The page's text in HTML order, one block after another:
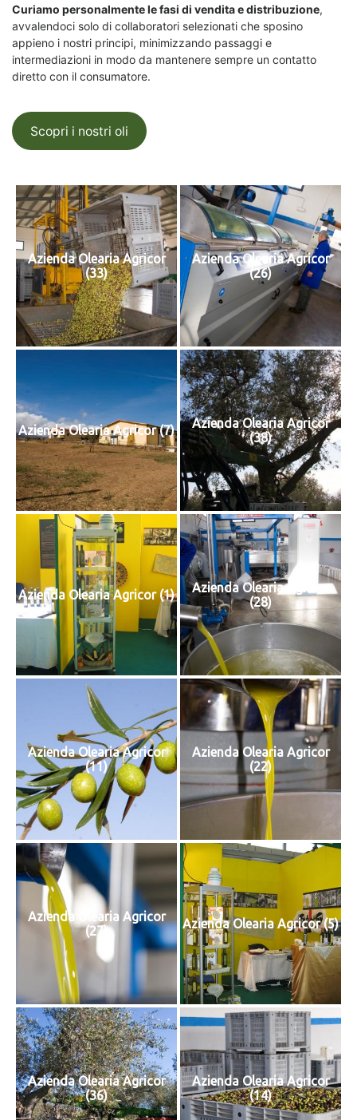
Curiamo personalmente le fasi di vendita e distribuzione,
avvalendoci solo di collaboratori selezionati che sposino
appieno i nostri principi, minimizzando passaggi e
intermediazioni in modo da mantenere sempre un contatto
diretto con il consumatore.
Scopri i nostri oli
Azienda Olearia Agricor
(33)
Azienda Olearia Agricor
(26)
Azienda Olearia Agricor (7)
Azienda Olearia Agricor
(38)
Azienda Olearia Agricor (1)
Azienda Olearia Agricor
(28)
Azienda Olearia Agricor
(11)
Azienda Olearia Agricor
(22)
Azienda Olearia Agricor
(27)
Azienda Olearia Agricor (5)
Azienda Olearia Agricor
(36)
Azienda Olearia Agricor
(14)